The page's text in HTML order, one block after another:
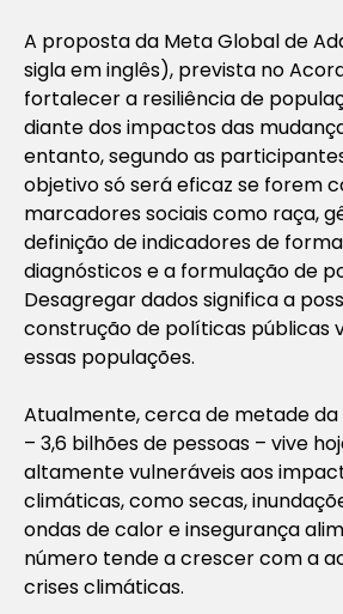
A proposta da Meta Global de
sigla em inglês), prevista no
fortalecer a resiliência de
diante dos impactos das
entanto, segundo as
objetivo só será eficaz se forem
marcadores sociais como raça,
definição de indicadores de
diagnósticos e a formulação de
Desagregar dados significa a
construção de políticas públicas
essas populações.
Atualmente, cerca de metade
– 3,6 bilhões de pessoas – vive
altamente vulneráveis aos
climáticas, como secas,
ondas de calor e insegurança
número tende a crescer com a
crises climáticas.